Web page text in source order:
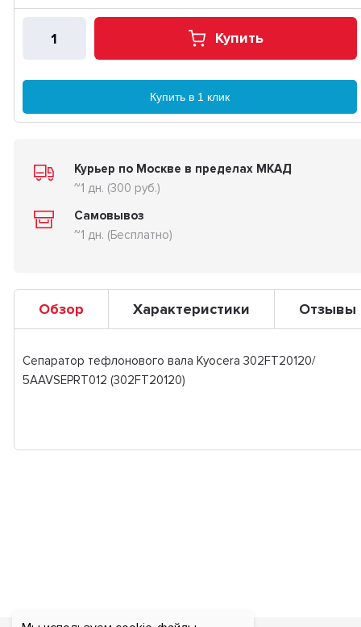
Купить
Купить в 1 клик
Курьер по Москве в пределах МКАД
~1 дн. (300 руб.)
Самовывоз
~1 дн. (Бесплатно)
Обзор Характеристики Отзывы
Сепаратор тефлонового вала Kyocera 302FT20120/
5AAVSEPRT012 (302FT20120)